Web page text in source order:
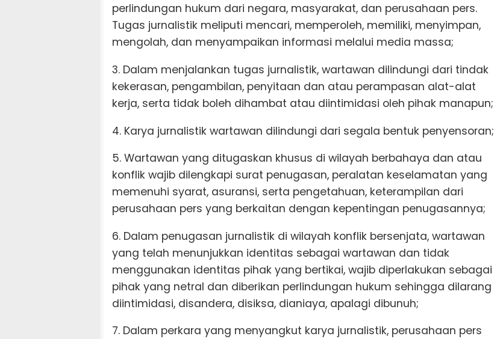
perlindungan hukum dari negara, masyarakat, dan perusahaan pers.
Tugas jurnalistik meliputi mencari, memperoleh, memiliki, menyimpan,
mengolah, dan menyampaikan informasi melalui media massa;
3. Dalam menjalankan tugas jurnalistik, wartawan dilindungi dari tindak
kekerasan, pengambilan, penyitaan dan atau perampasan alat-alat
kerja, serta tidak boleh dihambat atau diintimidasi oleh pihak manapun;
4. Karya jurnalistik wartawan dilindungi dari segala bentuk penyensoran;
5. Wartawan yang ditugaskan khusus di wilayah berbahaya dan atau
konflik wajib dilengkapi surat penugasan, peralatan keselamatan yang
memenuhi syarat, asuransi, serta pengetahuan, keterampilan dari
perusahaan pers yang berkaitan dengan kepentingan penugasannya;
6. Dalam penugasan jurnalistik di wilayah konflik bersenjata, wartawan
yang telah menunjukkan identitas sebagai wartawan dan tidak
menggunakan identitas pihak yang bertikai, wajib diperlakukan sebagai
pihak yang netral dan diberikan perlindungan hukum sehingga dilarang
diintimidasi, disandera, disiksa, dianiaya, apalagi dibunuh;
7. Dalam perkara yang menyangkut karya jurnalistik, perusahaan pers